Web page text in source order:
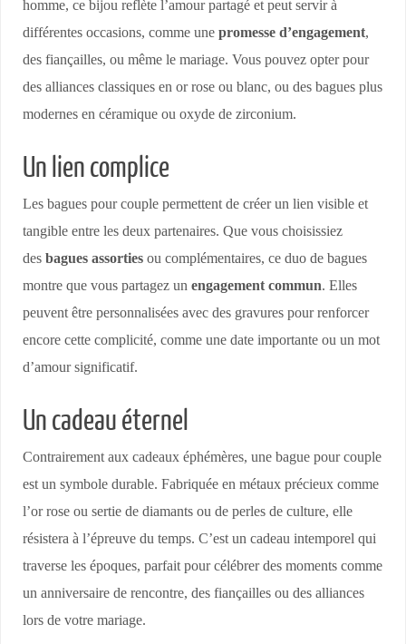
homme, ce bijou reflète l’amour partagé et peut servir à
différentes occasions, comme unepromesse d’engagement,
des fiançailles, ou même le mariage. Vous pouvez opter pour
des alliances classiques en or rose ou blanc, ou des bagues plus
modernes en céramique ou oxyde de zirconium.
Un lien complice
Les bagues pour couple permettent de créer un lien visible et
tangible entre les deux partenaires. Que vous choisissiez
desbagues assortiesou complémentaires, ce duo de bagues
montre que vous partagez unengagement commun. Elles
peuvent être personnalisées avec des gravures pour renforcer
encore cette complicité, comme une date importante ou un mot
d’amour significatif.
Un cadeau éternel
Contrairement aux cadeaux éphémères, une bague pour couple
est un symbole durable. Fabriquée en métaux précieux comme
l’or rose ou sertie de diamants ou de perles de culture, elle
résistera à l’épreuve du temps. C’est un cadeau intemporel qui
traverse les époques, parfait pour célébrer des moments comme
un anniversaire de rencontre, des fiançailles ou des alliances
lors de votre mariage.